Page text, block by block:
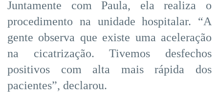
Juntamente com Paula, ela realiza o
procedimento na unidade hospitalar. “A
gente observa que existe uma aceleração
na cicatrização. Tivemos desfechos
positivos com alta mais rápida dos
pacientes”, declarou.